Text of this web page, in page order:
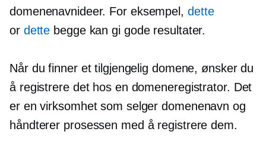
domenenavnideer. For eksempel, dette
or dette begge kan gi gode resultater.
Når du finner et tilgjengelig domene, ønsker du
å registrere det hos en domeneregistrator. Det
er en virksomhet som selger domenenavn og
håndterer prosessen med å registrere dem.